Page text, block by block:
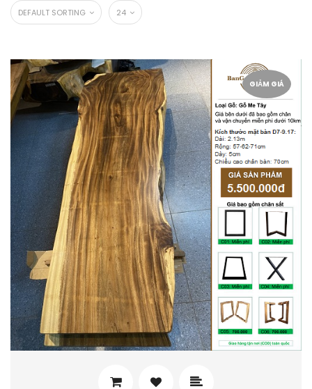
DEFAULT SORTING 24
GIẢM GIÁ